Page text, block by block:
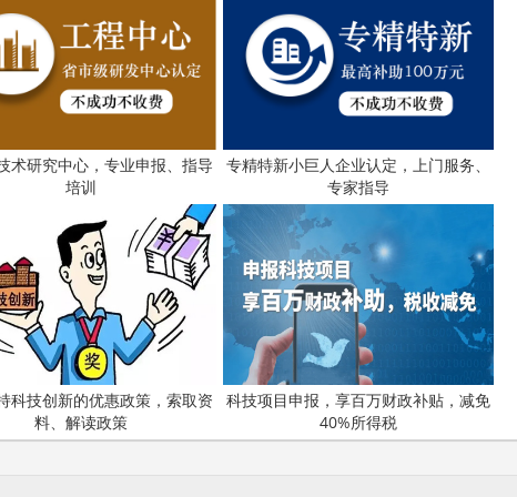
年来，致力于提供 高新技术企业认定 、 名优高新技术产品
人”、制造业单项冠军、专利软著申请、研发费用加计扣除、两化
新创业大赛、专利奖、科学技术奖、 科技成果评价
最新科技项目资讯！
术研究中心，专业申报、指导
培训
专精特新小巨人企业认定，上门服务、
专家指导
科技创新的优惠政策，索取资
料、解读政策
科技项目申报，享百万财政补贴，减免
40%所得税